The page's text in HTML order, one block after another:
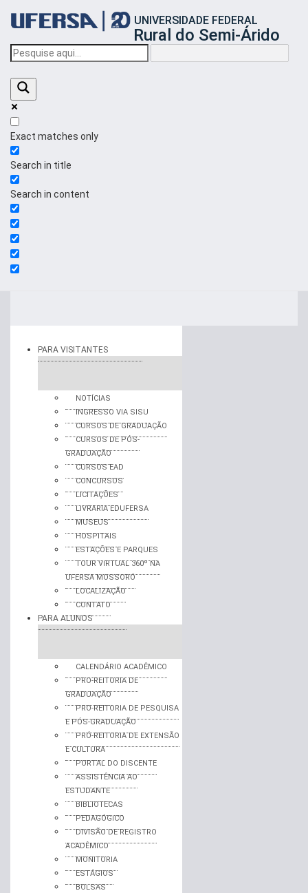
portal
UFERSA
UNIVERSIDADE FEDERAL
Rural do Semi-Árido
Exact matches only
Search in title
Search in content
PARA VISITANTES
NOTÍCIAS
INGRESSO VIA SISU
CURSOS DE GRADUAÇÃO
CURSOS DE PÓS-
GRADUAÇÃO
CURSOS EAD
CONCURSOS
LICITAÇÕES
LIVRARIA EDUFERSA
MUSEUS
HOSPITAIS
ESTAÇÕES E PARQUES
TOUR VIRTUAL 360º NA
UFERSA MOSSORÓ
LOCALIZAÇÃO
CONTATO
PARA ALUNOS
CALENDÁRIO ACADÊMICO
PRO-REITORIA DE
GRADUAÇÃO
PRO-REITORIA DE PESQUISA
E PÓS-GRADUAÇÃO
PRÓ-REITORIA DE EXTENSÃO
E CULTURA
PORTAL DO DISCENTE
ASSISTÊNCIA AO
ESTUDANTE
BIBLIOTECAS
PEDAGÓGICO
DIVISÃO DE REGISTRO
ACADÊMICO
MONITORIA
ESTÁGIOS
BOLSAS